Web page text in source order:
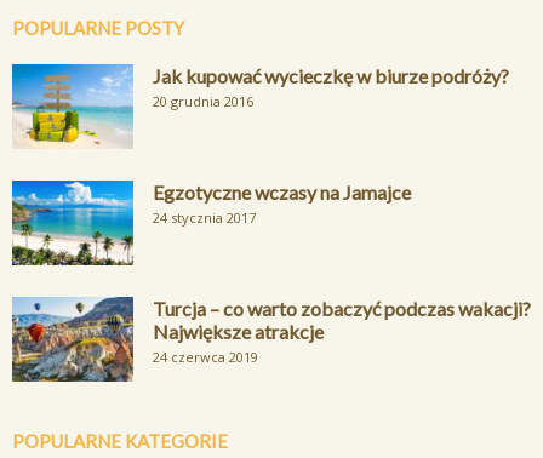
POPULARNE POSTY
Jak kupować wycieczkę w biurze podróży?
20 grudnia 2016
Egzotyczne wczasy na Jamajce
24 stycznia 2017
Turcja – co warto zobaczyć podczas wakacji?
Największe atrakcje
24 czerwca 2019
POPULARNE KATEGORIE